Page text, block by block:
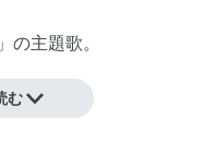
の主題歌。
む